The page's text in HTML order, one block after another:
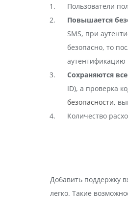
Пользователи
Повышается
SMS, при
безопасно, то
аутентификацию
Сохраняются
ID), а проверка
безопасности,
Количество
Добавить поддержку
легко. Такие